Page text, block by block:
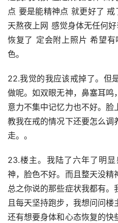
点 要是能精神点 就更好了
天熬夜上网 感觉身体无任何
恢复了 定会附上照片 希望
色。
22.我觉的我应该戒掉了。但
做呢。如双眼无神，鼻塞耳鸣
意力不集中记忆力也不好。
教我在戒的情况下还要怎么
走。。
23.楼主。我陆了六年了明
神，脸色不好。而且整天没精
总之你说的那些症状我都有
且每天坚持跑步，我想问问楼
还有想要身体和心态恢复的